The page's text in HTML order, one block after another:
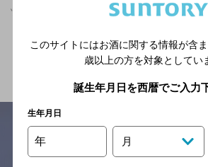
ツ観戦ができるのお店
関連ページ
このサイトにはお酒に関する情報が含ま
歳以上の方を対象としてい
誕生年月日を西暦でご入力
生年月日
年 月